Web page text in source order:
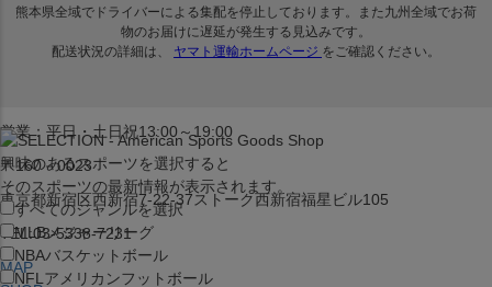
営業：平日・土日祝13:00～19:00
〒160－0023
東京都新宿区西新宿7-22-37ストーク西新宿福星ビル105
TEL:03-5338-7231
MAP
興味のあるスポーツを選択すると
そのスポーツの最新情報が表示されます。
すべてのジャンルを選択
MLBメジャーリーグ
NBAバスケットボール
NFL アメリカンフットボール